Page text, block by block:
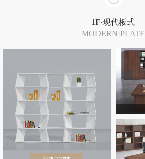
1F·现代板式
MODERN·PLATE